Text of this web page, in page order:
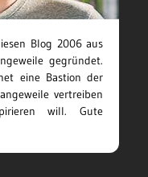
Blog 2006 aus
gegründet.
eine Bastion der
vertreiben
will. Gute